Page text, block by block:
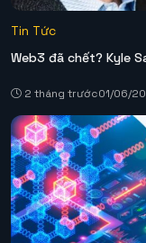
Tin Tức
Web3 đã chết? Kyle
2 tháng trước01/06/